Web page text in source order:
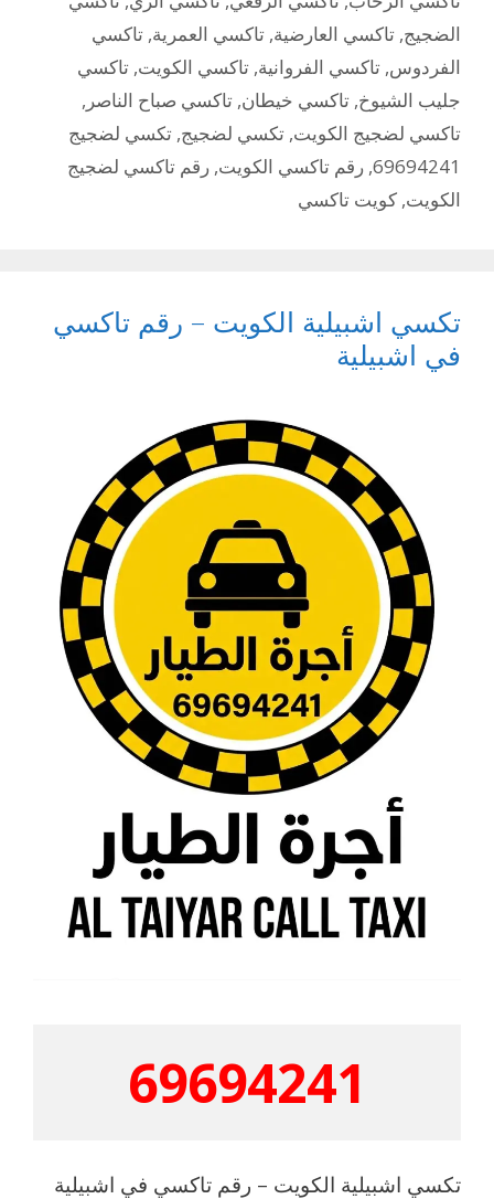
الضجيج, تاكسي العارضية, تاكسي العمرية, تاكسي
الفردوس, تاكسي الفروانية, تاكسي الكويت, تاكسي
جليب الشيوخ, تاكسي خيطان, تاكسي صباح الناصر ,
تاكسي لضجيج الكويت, تكسي لضجيج, تكسي لضجيج
69694241
, رقم تاكسي الكويت, رقم تاكسي لضجيج
الكويت, كويت تاكسي
تكسي اشبيلية الكويت – رقم تاكسي
في اشبيلية
69694241
تكسي اشبيلية الكويت – رقم تاكسي في اشبيلية